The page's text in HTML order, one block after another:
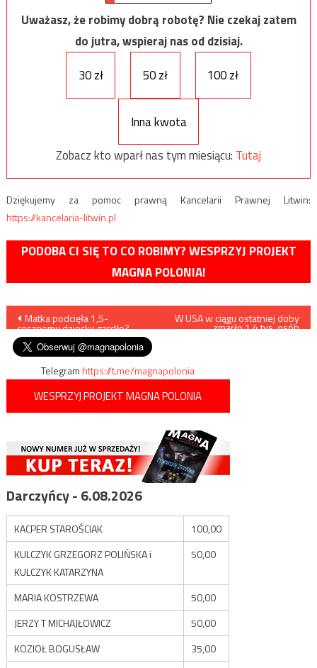
Uważasz, że robimy dobrą robotę? Nie czekaj zatem
do jutra, wspieraj nas od dzisiaj.
30 zł
50 zł 100 zł
Inna kwota
Zobacz kto wparł nas tym miesiącu: Tutaj
Dziękujemy za pomoc prawną Kancelarii Prawnej Litwin:
https://kancelaria-litwin.pl
PODOBA CI SIĘ TO CO ROBIMY? WESPRZYJ PROJEKT
MAGNA POLONIA!
Nawigacja
wpisu
Matka podcięła 1,5-
rocznemu dziecku gardło?
W USA w ciągu ostatniej doby
zmarło 1,4 tys. osób
Telegramhttps://t.me/magnapolonia
WESPRZYJ PROJEKT MAGNA POLONIA
Darczyńcy - 6.08.2026
KACPER STAROŚCIAK
100,00
KULCZYK GRZEGORZ POLIŃSKA i
KULCZYK KATARZYNA
50,00
MARIA KOSTRZEWA
50,00
JERZY T MICHAJŁOWICZ
50,00
KOZIOŁ BOGUSŁAW
35,00